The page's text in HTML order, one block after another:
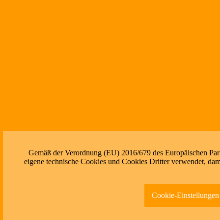
Gemäß der Verordnung (EU) 2016/679 des Europäischen
eigene technische Cookies und Cookies Dritter verwendet,
Cookie-Einstellungen